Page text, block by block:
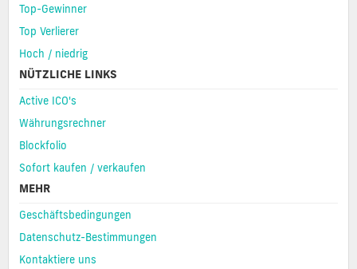
Top-Gewinner
Top Verlierer
Hoch / niedrig
NÜTZLICHE LINKS
Active ICO's
Währungsrechner
Blockfolio
Sofort kaufen / verkaufen
MEHR
Geschäftsbedingungen
Datenschutz-Bestimmungen
Kontaktiere uns